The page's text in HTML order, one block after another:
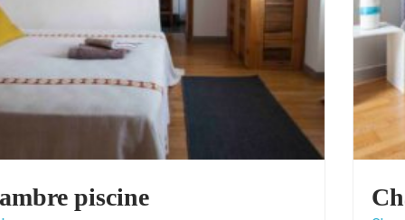
Chambre vallée